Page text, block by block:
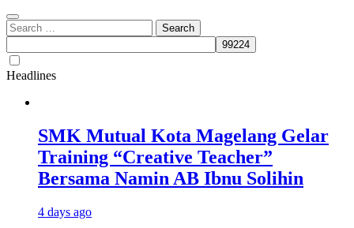
Search
for:
Headlines
SMK Mutual Kota Magelang Gelar
Training “Creative Teacher”
Bersama Namin AB Ibnu Solihin
4 days ago